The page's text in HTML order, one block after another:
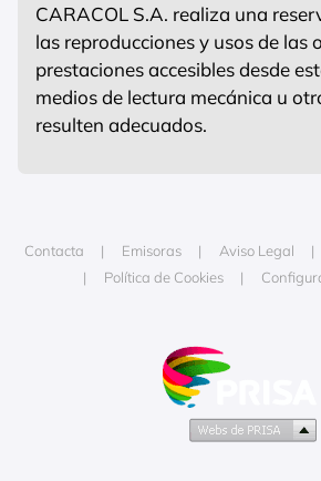
CARACOL S.A. realiza una
las reproducciones y usos de las
prestaciones accesibles desde
medios de lectura mecánica u
resulten adecuados.
Contacta Emisoras Aviso Legal
Política de Cookies